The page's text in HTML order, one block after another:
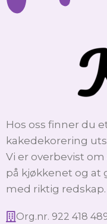
Hos oss finner du
kakedekorering
Vi er overbevist
på kjøkkenet og at
med riktig redskap.
Org.nr. 922 418